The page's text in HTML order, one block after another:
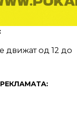
движат од 12 до